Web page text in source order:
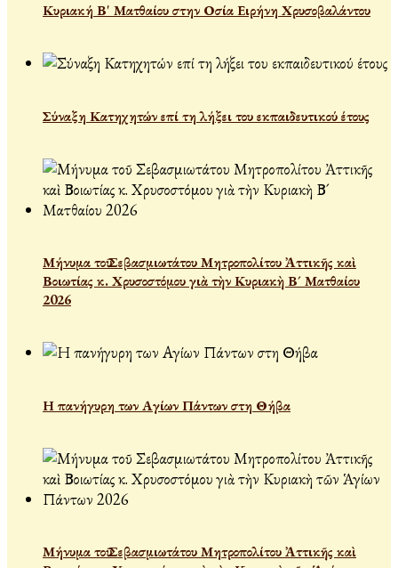
Κυριακή Β' Ματθαίου στην Οσία Ειρήνη Χρυσοβαλάντου
Σύναξη Κατηχητών επί τη λήξει του εκπαιδευτικού έτους
Μήνυμα τοῦ Σεβασμιωτάτου Μητροπολίτου Ἀττικῆς καὶ
Βοιωτίας κ. Χρυσοστόμου γιὰ τὴν Κυριακὴ Β´ Ματθαίου
2026
Η πανήγυρη των Αγίων Πάντων στη Θήβα
Μήνυμα τοῦ Σεβασμιωτάτου Μητροπολίτου Ἀττικῆς καὶ